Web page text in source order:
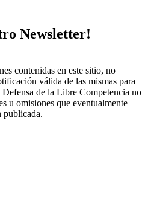
Newsletter!
contenidas en este sitio, no
válida de las mismas para
de la Libre Competencia no
u omisiones que eventualmente
publicada.